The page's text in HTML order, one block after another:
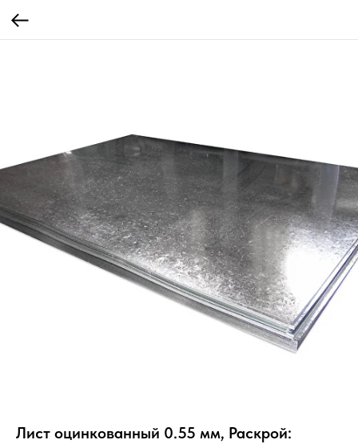
Лист оцинкованный 0.55 мм, Раскрой: